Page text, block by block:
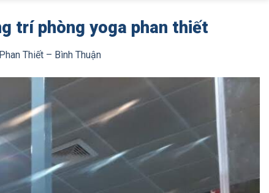
trí phòng yoga phan thiết
Thiết – Bình Thuận